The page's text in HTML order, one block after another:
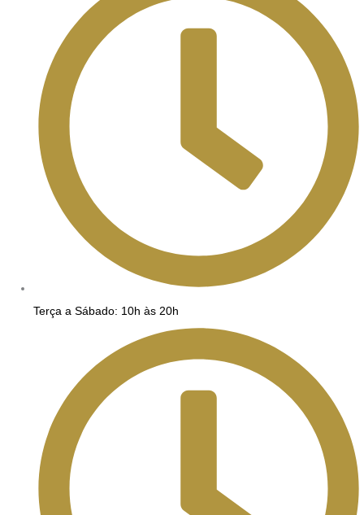
Terça a Sábado: 10h às 20h